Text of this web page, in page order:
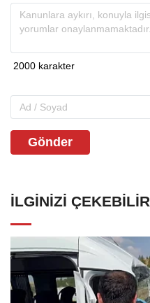
Gönder
İLGINIZI ÇEKEBILIR